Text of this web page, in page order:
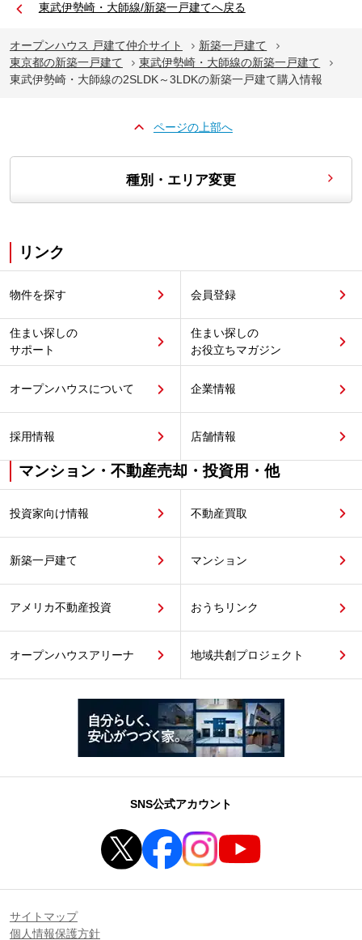
東武伊勢崎・大師線/新築一戸建てへ戻る
オープンハウス 戸建て仲介サイト
新築一戸建て
東京都の新築一戸建て
東武伊勢崎・大師線の新築一戸建て
東武伊勢崎・大師線の2SLDK～3LDKの新築一戸建て購入情報
ページの上部へ
種別・エリア変更
リンク
物件を探す 会員登録
住まい探しの
サポート
住まい探しの
お役立ちマガジン
オープンハウスについて 企業情報
採用情報 店舗情報
マンション・不動産売却・投資用・他
投資家向け情報 不動産買取
新築一戸建て マンション
アメリカ不動産投資 おうちリンク
オープンハウスアリーナ 地域共創プロジェクト
SNS公式アカウント
サイトマップ
個人情報保護方針